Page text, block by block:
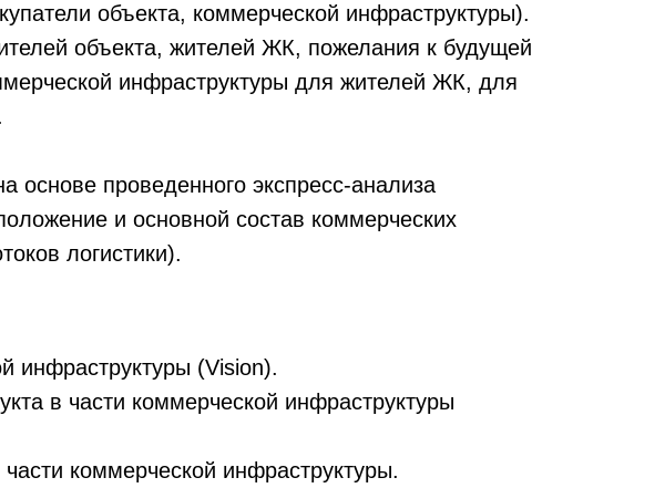
объекта, коммерческой инфраструктуры).
объекта, жителей ЖК, пожелания к будущей
инфраструктуры для жителей ЖК, для
проведенного экспресс-анализа
и основной состав коммерческих
логистики).
инфраструктуры (Vision).
в части коммерческой инфраструктуры
коммерческой инфраструктуры.